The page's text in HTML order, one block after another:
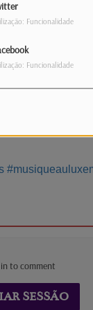
Funcionalidade
Funcionalidade
da asbl
que é
e o que a
nestes dias
to comment
SESSÃO